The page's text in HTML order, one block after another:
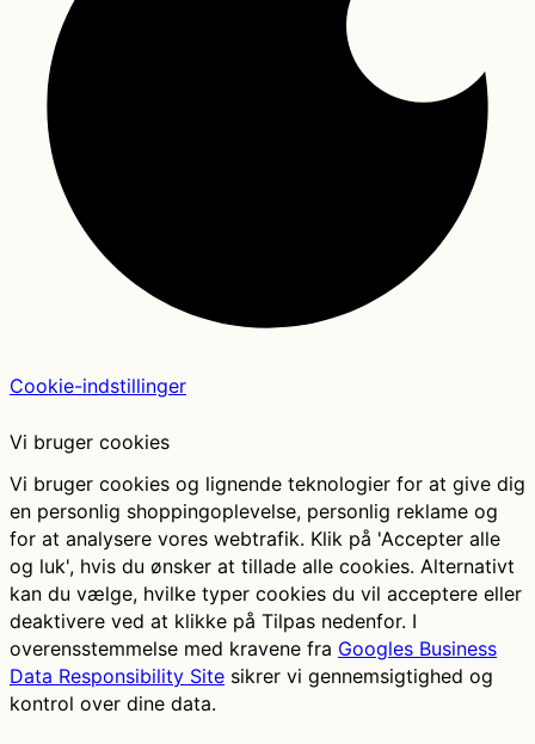
Cookie-indstillinger
Vi bruger cookies
Vi bruger cookies og lignende teknologier for at give dig
en personlig shoppingoplevelse, personlig reklame og
for at analysere vores webtrafik. Klik på 'Accepter alle
og luk', hvis du ønsker at tillade alle cookies. Alternativt
kan du vælge, hvilke typer cookies du vil acceptere eller
deaktivere ved at klikke på Tilpas nedenfor. I
overensstemmelse med kravene fra Googles Business
Data Responsibility Site sikrer vi gennemsigtighed og
kontrol over dine data.